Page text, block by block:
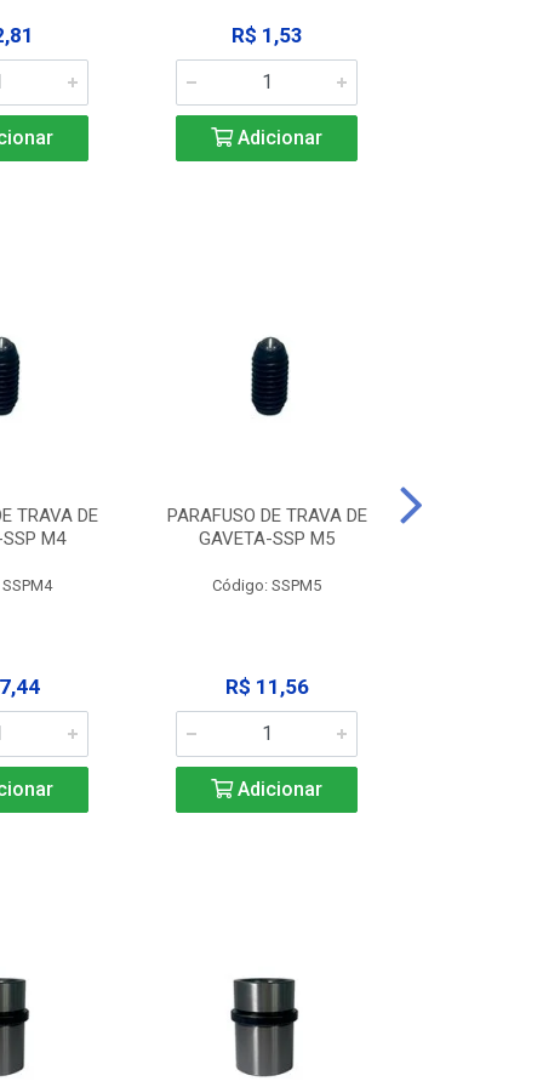
R$ 1,53
Adicionar
TRAVA DE
M4
PARAFUSO DE TRAVA DE
GAVETA-SSP M5
Código: SSPM5
R$ 11,56
Adicionar